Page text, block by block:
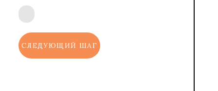
СЛЕДУЮЩИЙ ШАГ